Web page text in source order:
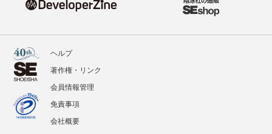
ヘルプ
著作権・リンク
会員情報管理
免責事項
会社概要